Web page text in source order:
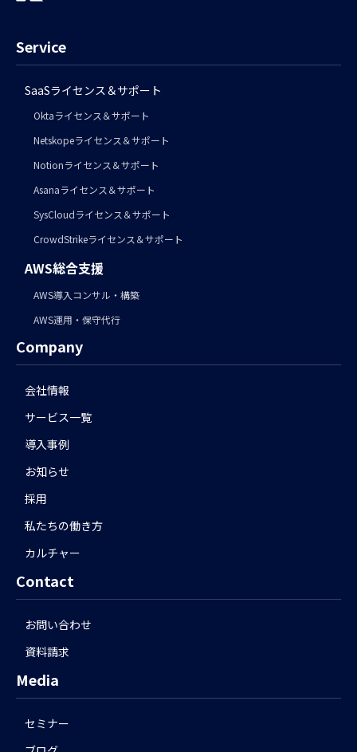
Service
SaaSライセンス＆サポート
Oktaライセンス＆サポート
Netskopeライセンス＆サポート
Notionライセンス＆サポート
Asanaライセンス＆サポート
SysCloudライセンス＆サポート
CrowdStrikeライセンス＆サポート
AWS総合支援
AWS導入コンサル・構築
AWS運用・保守代行
Company
会社情報
サービス一覧
導入事例
お知らせ
採用
私たちの働き方
カルチャー
Contact
お問い合わせ
資料請求
Media
セミナー